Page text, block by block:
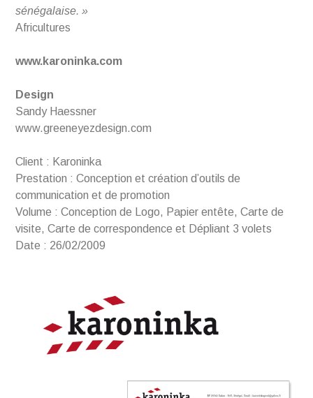
sénégalaise. »
Africultures
www.karoninka.com
Design
Sandy Haessner
www.greeneyezdesign.com
Client : Karoninka
Prestation : Conception et création d’outils de
communication et de promotion
Volume : Conception de Logo, Papier entête, Carte de
visite, Carte de correspondence et Dépliant 3 volets
Date : 26/02/2009